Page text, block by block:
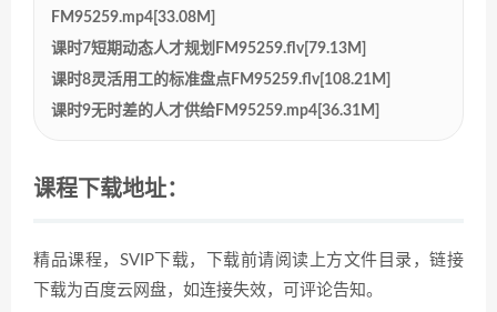
FM95259.mp4[33.08M]
课时7短期动态人才规划FM95259.flv[79.13M]
课时8灵活用工的标准盘点FM95259.flv[108.21M]
课时9无时差的人才供给FM95259.mp4[36.31M]
课程下载地址：
精品课程，SVIP下载，下载前请阅读上方文件目录，链接
下载为百度云网盘，如连接失效，可评论告知。